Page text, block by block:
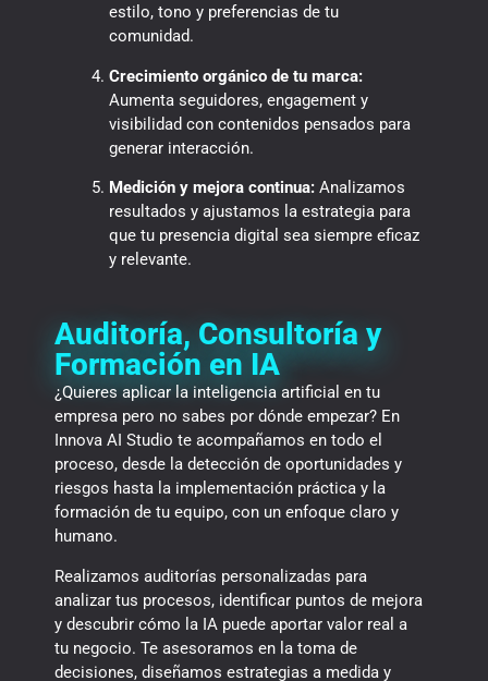
estilo, tono y preferencias de tu
comunidad.
Crecimiento orgánico de tu marca:
Aumenta seguidores, engagement y
visibilidad con contenidos pensados para
generar interacción.
Medición y mejora continua: Analizamos
resultados y ajustamos la estrategia para
que tu presencia digital sea siempre eficaz
y relevante.
Auditoría, Consultoría y
Formación en IA
¿Quieres aplicar la inteligencia artificial en tu
empresa pero no sabes por dónde empezar? En
Innova AI Studio te acompañamos en todo el
proceso, desde la detección de oportunidades y
riesgos hasta la implementación práctica y la
formación de tu equipo, con un enfoque claro y
humano.
Realizamos auditorías personalizadas para
analizar tus procesos, identificar puntos de mejora
y descubrir cómo la IA puede aportar valor real a
tu negocio. Te asesoramos en la toma de
decisiones, diseñamos estrategias a medida y